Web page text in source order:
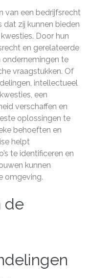
van een bedrijfsrecht
zij kunnen bieden
Door hun
en gerelateerde
ondernemingen te
vraagstukken. Of
intellectueel
een
verschaffen en
oplossingen te
behoeften en
helpt
te identificeren en
kunnen
omgeving.
de